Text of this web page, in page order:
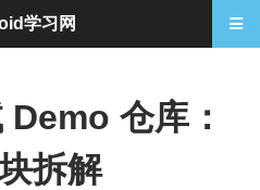
仓库：
拆解
学习网